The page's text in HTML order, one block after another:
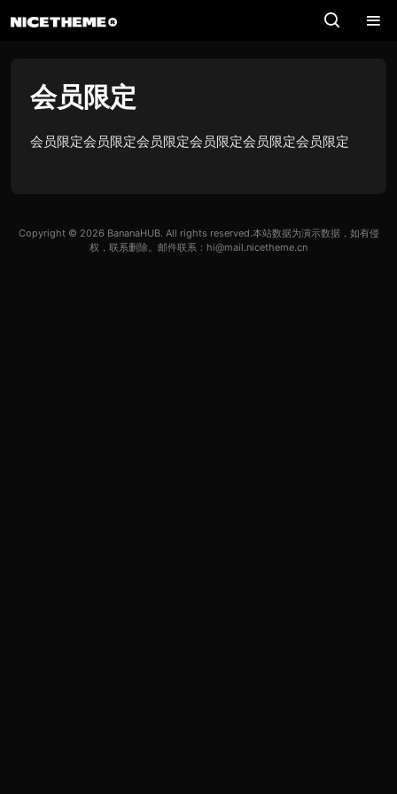
会员限定
会员限定会员限定会员限定会员限定会员限定会员限定
Copyright © 2026 BananaHUB. All rights reserved.本站数据为演示数据，如有侵
权，联系删除。邮件联系：hi@mail.nicetheme.cn